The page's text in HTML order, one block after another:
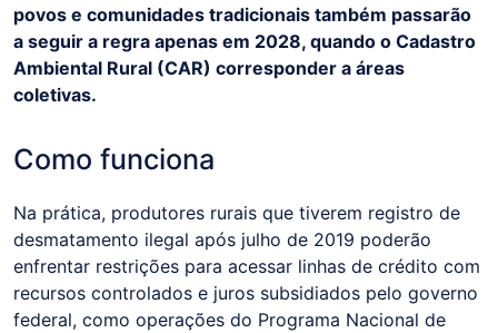
povos e comunidades tradicionais também passarão
a seguir a regra apenas em 2028, quando o Cadastro
Ambiental Rural (CAR) corresponder a áreas
coletivas.
Como funciona
Na prática, produtores rurais que tiverem registro de
desmatamento ilegal após julho de 2019 poderão
enfrentar restrições para acessar linhas de crédito com
recursos controlados e juros subsidiados pelo governo
federal, como operações do Programa Nacional de